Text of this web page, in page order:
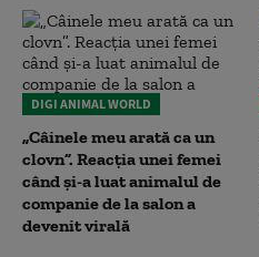
DIGI ANIMAL WORLD
„Câinele meu arată ca un
clovn”. Reacția unei femei
când și-a luat animalul de
companie de la salon a
devenit virală